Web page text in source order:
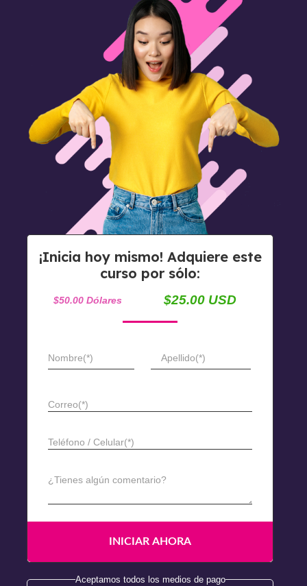
¡Inicia hoy mismo! Adquiere este
curso por sólo:
$50.00 Dólares $25.00 USD
Nombre(*) Apellido(*)
Correo(*)
Teléfono / Celular(*)
¿Tienes algún comentario?
Aceptamos todos los medios de pago